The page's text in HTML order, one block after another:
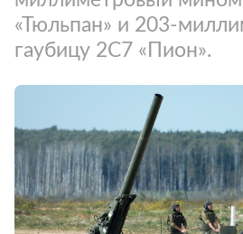
«Тюльпан» и 203-
гаубицу 2С7 «Пион».